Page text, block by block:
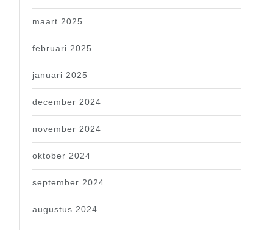
maart 2025
februari 2025
januari 2025
december 2024
november 2024
oktober 2024
september 2024
augustus 2024